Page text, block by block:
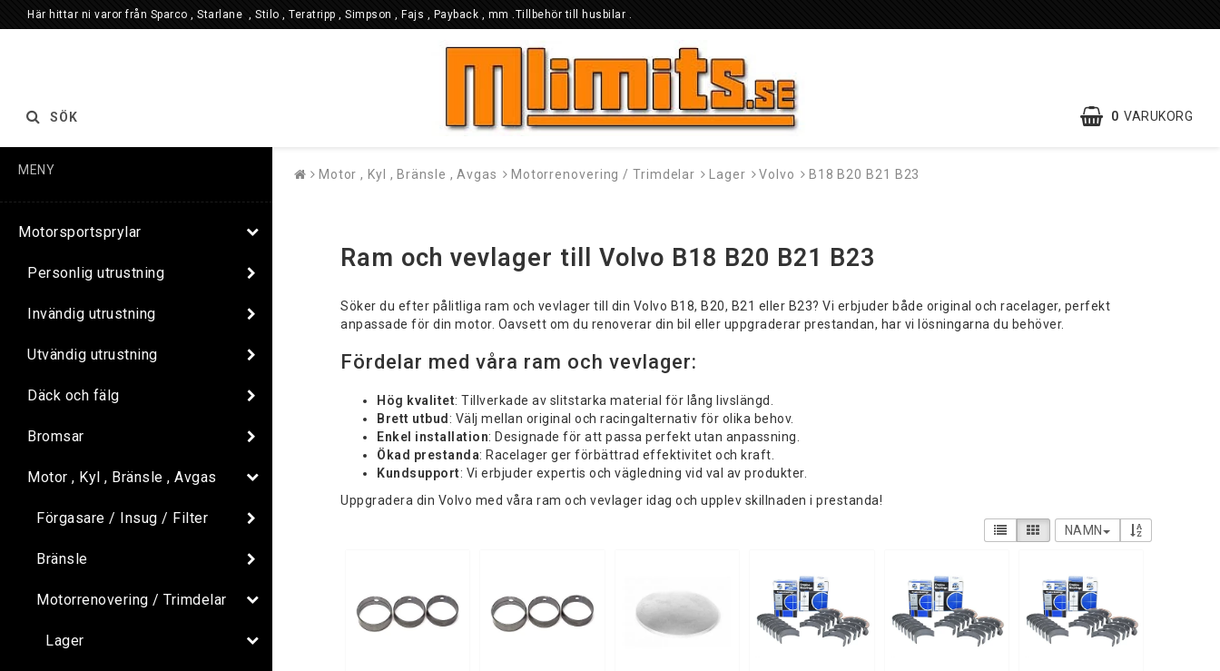
Här hittar ni varor från Sparco , Starlane , Stilo , Teratripp , Simpson , Fajs , Payback , mm .Tillbehör till husbilar .
0 VARUKORG
SÖK
MENY
Motorsportsprylar
Personlig utrustning
Invändig utrustning
Utvändig utrustning
Däck och fälg
Bromsar
Motor , Kyl , Bränsle , Avgas
Förgasare / Insug / Filter
Bränsle
Motorrenovering / Trimdelar
Lager
Motor , Kyl , Bränsle , Avgas Motorrenovering / Trimdelar Lager Volvo B18 B20 B21 B23
Ram och vevlager till Volvo B18 B20 B21 B23
Söker du efter pålitliga ram och vevlager till din Volvo B18, B20, B21 eller B23? Vi erbjuder både original och racelager, perfekt
anpassade för din motor. Oavsett om du renoverar din bil eller uppgraderar prestandan, har vi lösningarna du behöver.
Fördelar med våra ram och vevlager:
Hög kvalitet: Tillverkade av slitstarka material för lång livslängd.
Brett utbud : Välj mellan original och racingalternativ för olika behov.
Enkel installation: Designade för att passa perfekt utan anpassning.
Ökad prestanda: Racelager ger förbättrad effektivitet och kraft.
Kundsupport: Vi erbjuder expertis och vägledning vid val av produkter.
Uppgradera din Volvo med våra ram och vevlager idag och upplev skillnaden i prestanda!
NAMN